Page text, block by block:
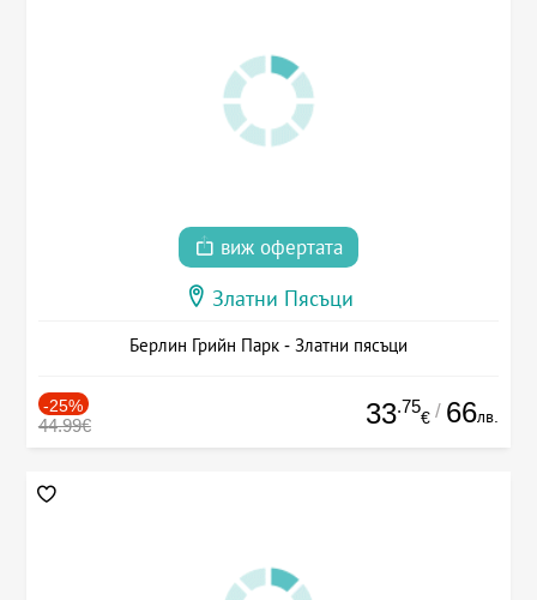
виж офертата
Златни Пясъци
Берлин Грийн Парк - Златни пясъци
-25%
44.99€ 33.75
€ / 66лв.